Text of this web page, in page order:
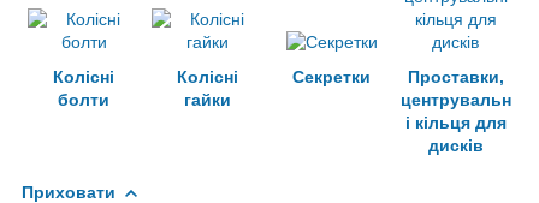
Колісні
болти
Колісні
гайки
Секретки
Проставки,
центрувальн
і кільця для
дисків
Приховати